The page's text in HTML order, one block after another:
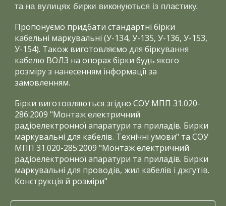
та на вулицях бирки виконуються із пластику.
Пропонуємо придбати стандартні бірки
кабельні маркувальні (У-134, У-135, У-136, У-153,
У-154). Також виготовляємо для біркування
кабелю ВОЛЗ на опорах бірки будь якого
розміру з нанесенням інформації за
замовленням.
Бірки виготовляються згідно СОУ МПП 31.020-
286:2009 "Монтаж електричний
радіоелектронної апаратури та приладів. Бирки
маркувальні для кабелів. Технічні умови" та СОУ
МПП 31.020-285:2009 "Монтаж електричний
радіоелектронної апаратури та приладів. Бирки
маркувальні для проводів, жил кабелів і джгутів.
Конструкція й розміри"